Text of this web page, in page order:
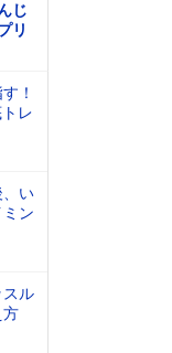
じ
リ
！
レ
、い
ン
スル
方